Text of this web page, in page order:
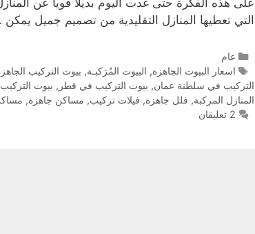
التي تعطيها المنازل التقليدية من تصميم جميل
عام
اسعار البيوت الجاهزة, البيوت المُرَكبـة, بيوت التركيب
التركيب في سلطنة عمان, بيوت التركيب في قطر , بيوت التركيب
المنازل المركبة, فلل جاهزة, فيلات تركيب, مساكن جاهزة,
2 تعليقان